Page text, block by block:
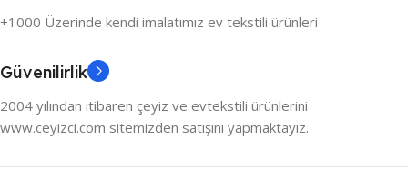
+1000 Üzerinde kendi imalatımız ev tekstili ürünleri
Güvenilirlik
2004 yılından itibaren çeyiz ve evtekstili ürünlerini
www.ceyizci.com sitemizden satışını yapmaktayız.